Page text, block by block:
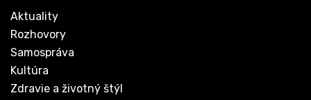
Aktuality
Rozhovory
Samospráva
Kultúra
Zdravie a životný štýl